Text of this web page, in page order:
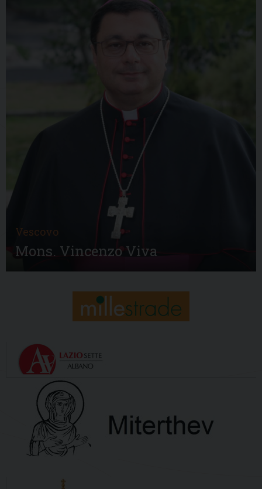
Vescovo
Mons. Vincenzo Viva